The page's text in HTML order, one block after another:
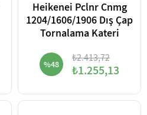
Heikenei Pclnr Cnmg
1204/1606/1906 Dış Çap
Tornalama Kateri
%48 ₺2.413,72
₺1.255,13